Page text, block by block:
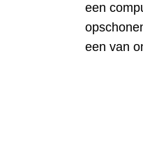
een
een van